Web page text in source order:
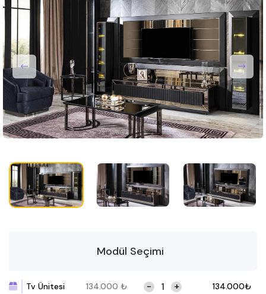
Modül Seçimi
Tv Ünitesi 134.000 ₺ - + 134.000₺